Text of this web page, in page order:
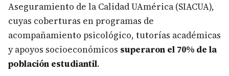
Aseguramiento de la Calidad UAmérica (SIACUA),
cuyas coberturas en programas de
acompañamiento psicológico, tutorías académicas
y apoyos socioeconómicos superaron el 70% de la
población estudiantil.